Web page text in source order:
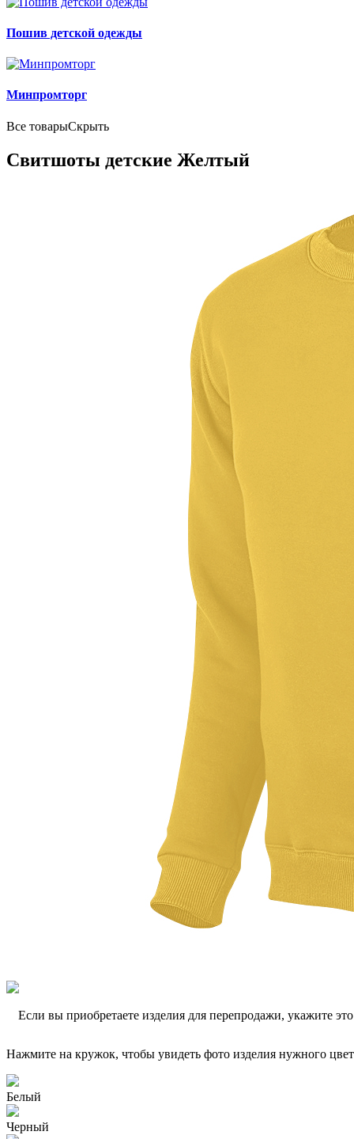
Пошив детской одежды
Минпромторг
Все товарыСкрыть
Свитшоты детские Желтый
Если вы приобретаете изделия для перепродажи, укажите
Нажмите на кружок, чтобы увидеть фото изделия нужного
Белый
Черный